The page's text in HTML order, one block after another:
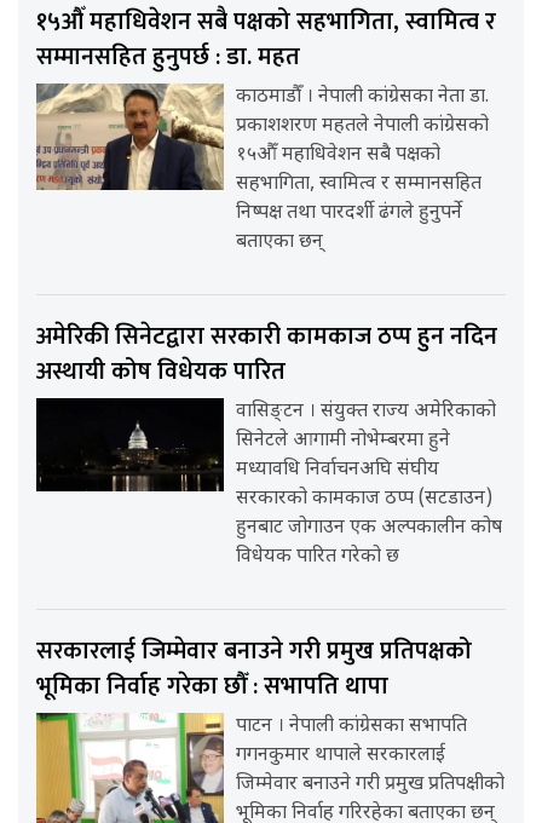
१५औँ महाधिवेशन सबै पक्षको सहभागिता, स्वामित्व र
सम्मानसहित हुनुपर्छ : डा. महत
काठमाडौँ । नेपाली कांग्रेसका नेता डा.
प्रकाशशरण महतले नेपाली कांग्रेसको
१५औँ महाधिवेशन सबै पक्षको
सहभागिता, स्वामित्व र सम्मानसहित
निष्पक्ष तथा पारदर्शी ढंगले हुनुपर्ने
बताएका छन्
अमेरिकी सिनेटद्वारा सरकारी कामकाज ठप्प हुन नदिन
अस्थायी कोष विधेयक पारित
वासिङ्टन । संयुक्त राज्य अमेरिकाको
सिनेटले आगामी नोभेम्बरमा हुने
मध्यावधि निर्वाचनअघि संघीय
सरकारको कामकाज ठप्प (सटडाउन)
हुनबाट जोगाउन एक अल्पकालीन कोष
विधेयक पारित गरेको छ
सरकारलाई जिम्मेवार बनाउने गरी प्रमुख प्रतिपक्षको
भूमिका निर्वाह गरेका छौँ : सभापति थापा
पाटन । नेपाली कांग्रेसका सभापति
गगनकुमार थापाले सरकारलाई
जिम्मेवार बनाउने गरी प्रमुख प्रतिपक्षीको
भूमिका निर्वाह गरिरहेका बताएका छन्